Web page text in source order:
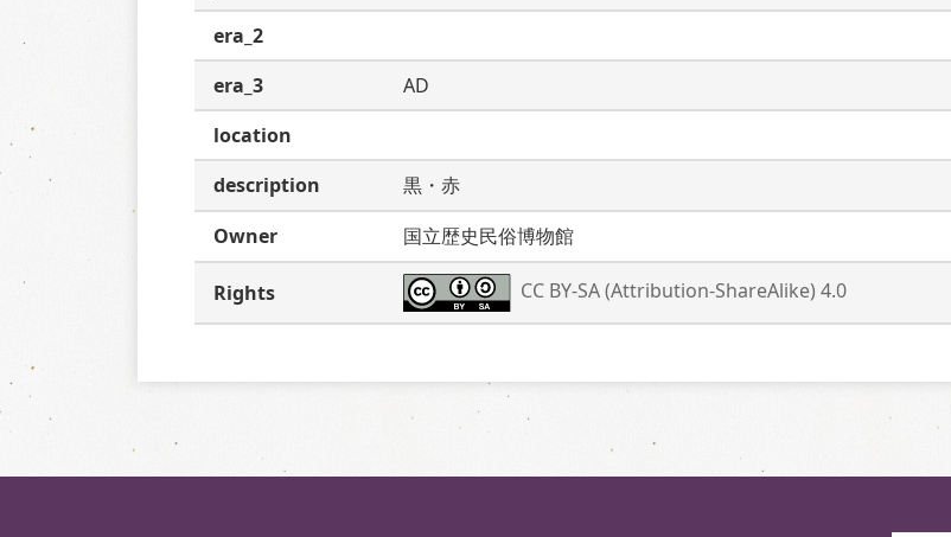
era_2
era_3
AD
location
description
黒・赤
Owner
国立歴史民俗博物館
Rights CC BY-SA (Attribution-ShareAlike) 4.0